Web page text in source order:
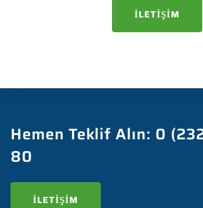
İLETIŞIM
Hemen Teklif Alın: 0
80
İLETIŞIM